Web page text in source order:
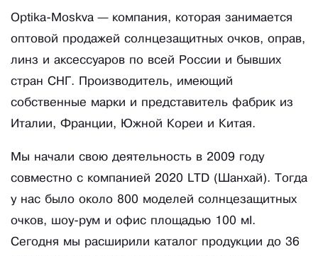
Optika-Moskva — компания, которая занимается
оптовой продажей солнцезащитных очков, оправ,
линз и аксессуаров по всей России и бывших
стран СНГ. Производитель, имеющий
собственные марки и представитель фабрик из
Италии, Франции, Южной Кореи и Китая.
Мы начали свою деятельность в 2009 году
совместно с компанией 2020 LTD (Шанхай). Тогда
у нас было около 800 моделей солнцезащитных
очков, шоу-рум и офис площадью 100 м².
Сегодня мы расширили каталог продукции до 36